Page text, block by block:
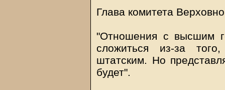
Глава комитета
"Отношения с высшим
сложиться из-за
штатским. Но
будет".